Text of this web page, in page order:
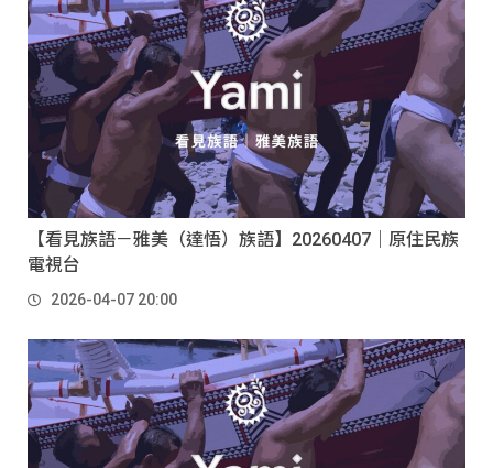
【看見族語－雅美（達悟）族語】20260407｜原住民族
電視台
2026-04-07 20:00